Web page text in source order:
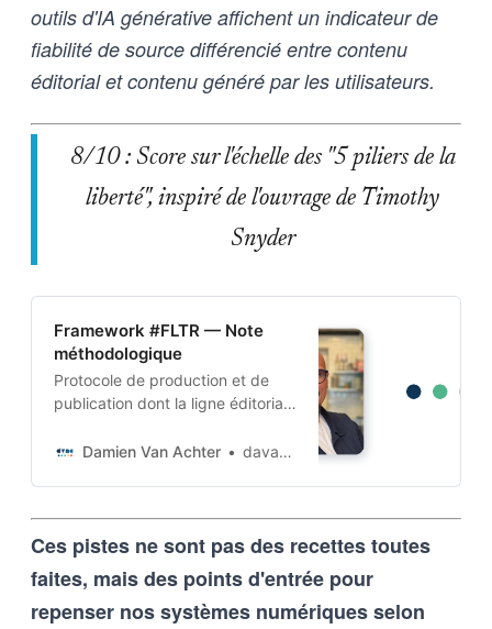
outils d'IA générative affichent un indicateur de
fiabilité de source différencié entre contenu
éditorial et contenu généré par les utilisateurs.
8/10 : Score sur l'échelle des "5 piliers de la
liberté", inspiré de l'ouvrage de Timothy
Snyder
Framework #FLTR — Note
méthodologique
Protocole de production et de
publication dont la ligne éditoriale
projet. Cette architecture auto-
techniques, imposées tant aux
outils d’intelligence artificielle
et vice-versa
Damien Van Achter davanac
Ces pistes ne sont pas des recettes toutes
faites, mais des points d'entrée pour
repenser nos systèmes numériques selon